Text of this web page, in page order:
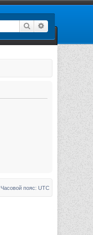
Поиск Расширенный
Часовой пояс: UTC